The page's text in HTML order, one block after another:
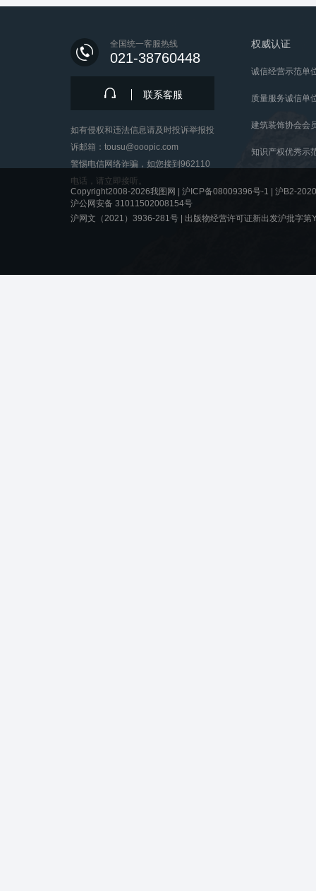
全国统一客服热线
021-38760448
联系客服
如有侵权和违法信息请及时投诉举报投
诉邮箱：tousu@ooopic.com
警惕电信网络诈骗，如您接到962110
电话，请立即接听。
权威认证
诚信经营示范单
质量服务诚信单
建筑装饰协会会
知识产权优秀示
Copyright2008-2026我图网 | 沪ICP备08009396号-1
沪B2-
沪公网安备 31011502008154号
沪网文（2021）3936-281号 | 出版物经营许可证新出发沪批字第